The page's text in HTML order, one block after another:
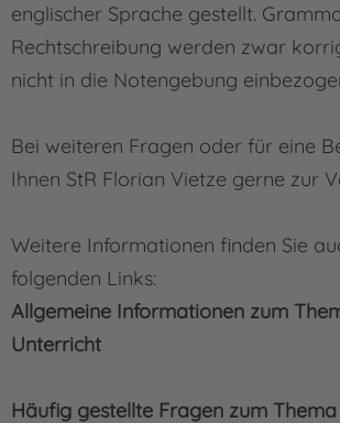
englischer Sprache gestellt.
Rechtschreibung werden zwar
nicht in die Notengebung
Bei weiteren Fragen oder für eine
Ihnen StR Florian Vietze gerne zur
Weitere Informationen finden Sie
folgenden Links:
Allgemeine Informationen zum
Unterricht
Häufig gestellte Fragen zum